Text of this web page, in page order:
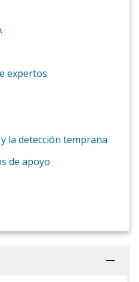
expertos
la detección temprana
de apoyo